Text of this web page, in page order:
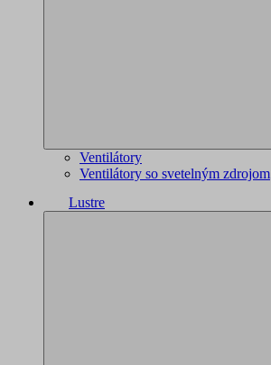
Ventilátory
Ventilátory so svetelným zdrojom
Lustre